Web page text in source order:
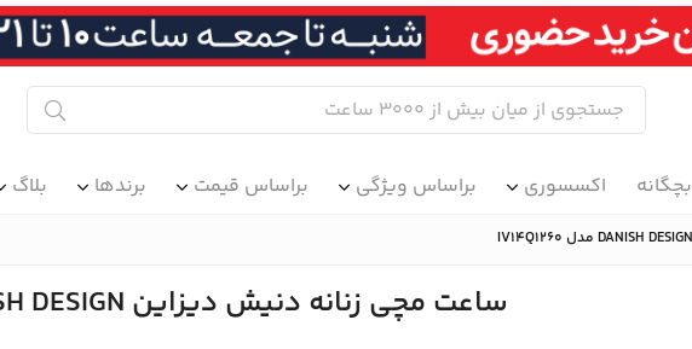
بچگانه اکسسوری براساس ویژگی براساس قیمت برندها بلاگ
ساعت مچی زنانه دنیش دیزاین DANISH DESIGN مدل IV14Q1260